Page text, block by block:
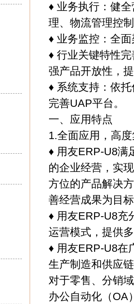
♦ 业务执行：健
理、物流管理控
♦ 业务监控：全
♦ 行业关键特性
强产品开放性，
♦ 系统支持：依
完善UAP平台。
一、应用特点
1.全面应用，高
♦ 用友ERP-U8满
的企业经营，实
方位的产品解决
善经营成果为目
♦ 用友ERP-U8充
运营模式，提供
♦ 用友ERP-U8在
生产制造和供应
对于零售、分销
办公自动化（OA